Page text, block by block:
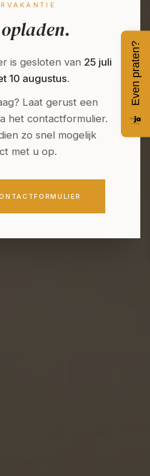
opladen.
is gesloten van 25 juli
10 augustus.
Laat gerust een
het contactformulier.
zo snel mogelijk
met u op.
Even praten?